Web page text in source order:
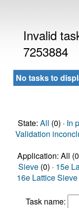
Invalid
7253884
No tasks to
State: All (0) · In
Validation
Application: All
Sieve (0) · 15e
16e Lattice
Task name: